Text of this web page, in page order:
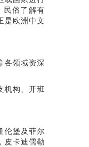
民俗了解有
是欧洲中文
各领域资深
机构、开班
伦堡及菲尔
皮卡迪儒勒